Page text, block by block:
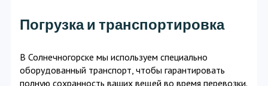
Погрузка и транспортировка
В Солнечногорске мы используем специально
оборудованный транспорт, чтобы гарантировать
полную сохранность ваших вещей во время перевозки.